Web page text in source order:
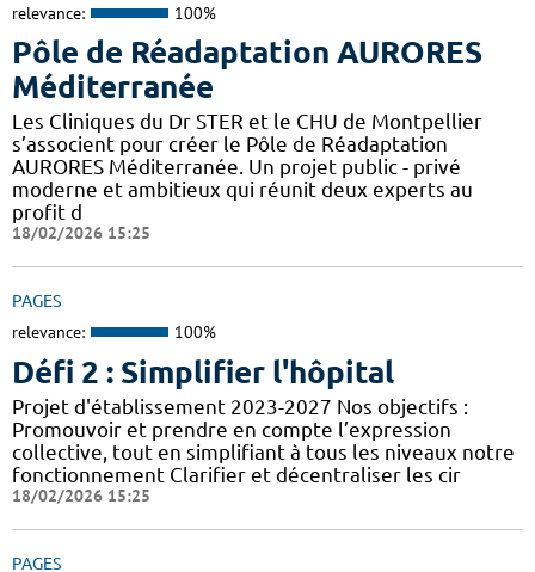
relevance: 100%
Pôle de Réadaptation AURORES
Méditerranée
Les Cliniques du Dr STER et le CHU de Montpellier
s’associent pour créer le Pôle de Réadaptation
AURORES Méditerranée. Un projet public - privé
moderne et ambitieux qui réunit deux experts au
profit d
18/02/2026 15:25
PAGES
relevance: 100%
Défi 2 : Simplifier l'hôpital
Projet d'établissement 2023-2027 Nos objectifs :
Promouvoir et prendre en compte l’expression
collective, tout en simplifiant à tous les niveaux notre
fonctionnement Clarifier et décentraliser les cir
18/02/2026 15:25
PAGES